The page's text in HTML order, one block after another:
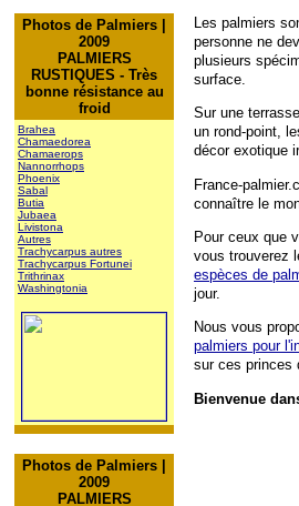
Photos de Palmiers |
2009
PALMIERS
RUSTIQUES - Très
bonne résistance au
froid
Brahea
Chamaedorea
Chamaerops
Nannorrhops
Phoenix
Sabal
Butia
Jubaea
Livistona
Autres
Trachycarpus autres
Trachycarpus Fortunei
Trithrinax
Washingtonia
Photos de Palmiers |
2009
PALMIERS
Les palmiers
personne ne
plusieurs
surface.
Sur une
un rond-point,
décor exotique
France-
connaître le
Pour ceux que
vous trouverez
espèces de
jour.
Nous vous
palmiers pour
sur ces princes
Bienvenue